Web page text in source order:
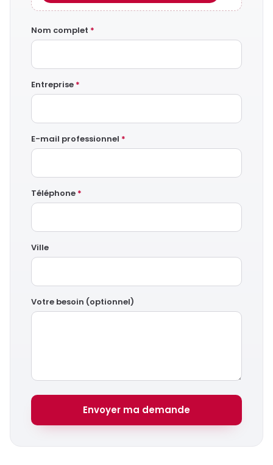
Nom complet *
Entreprise *
E-mail professionnel *
Téléphone *
Ville
Votre besoin (optionnel)
Envoyer ma demande